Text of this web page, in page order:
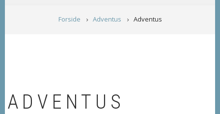
BREADCRUMB
Forside Adventus Adventus
ADVENTUS